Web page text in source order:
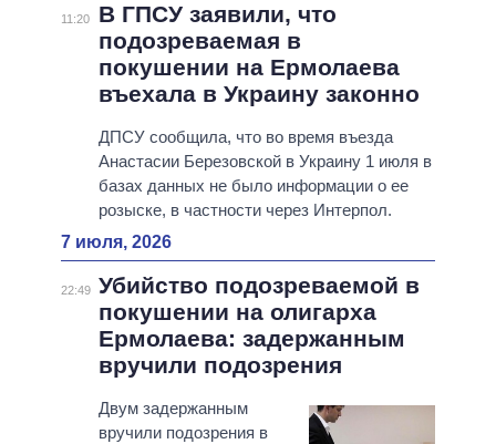
11:20
В ГПСУ заявили, что
подозреваемая в
покушении на Ермолаева
въехала в Украину законно
ДПСУ сообщила, что во время въезда
Анастасии Березовской в Украину 1 июля в
базах данных не было информации о ее
розыске, в частности через Интерпол.
7 июля, 2026
22:49 Убийство подозреваемой в
покушении на олигарха
Ермолаева: задержанным
вручили подозрения
Двум задержанным
вручили подозрения в